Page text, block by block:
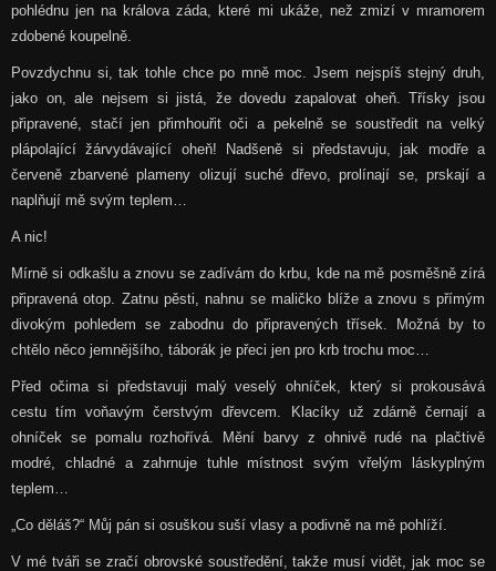
pohlédnu jen na králova záda, které mi ukáže, než zmizí v mramorem
zdobené koupelně.
Povzdychnu si, tak tohle chce po mně moc. Jsem nejspíš stejný druh,
jako on, ale nejsem si jistá, že dovedu zapalovat oheň. Třísky jsou
připravené, stačí jen přimhouřit oči a pekelně se soustředit na velký
plápolající žárvydávající oheň! Nadšeně si představuju, jak modře a
červeně zbarvené plameny olizují suché dřevo, prolínají se, prskají a
naplňují mě svým teplem…
A nic!
Mírně si odkašlu a znovu se zadívám do krbu, kde na mě posměšně zírá
připravená otop. Zatnu pěsti, nahnu se maličko blíže a znovu s přímým
divokým pohledem se zabodnu do připravených třísek. Možná by to
chtělo něco jemnějšího, táborák je přeci jen pro krb trochu moc…
Před očima si představuji malý veselý ohníček, který si prokousává
cestu tím voňavým čerstvým dřevcem. Klacíky už zdárně černají a
ohníček se pomalu rozhořívá. Mění barvy z ohnivě rudé na plačtivě
modré, chladné a zahrnuje tuhle místnost svým vřelým láskyplným
teplem…
„Co děláš?“ Můj pán si osuškou suší vlasy a podivně na mě pohlíží.
V mé tváři se zračí obrovské soustředění, takže musí vidět, jak moc se